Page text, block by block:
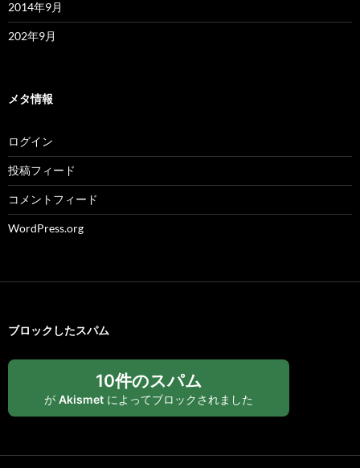
2014年9月
202年9月
メタ情報
ログイン
投稿フィード
コメントフィード
WordPress.org
ブロックしたスパム
10件のスパム
が Akismet によってブロックされました